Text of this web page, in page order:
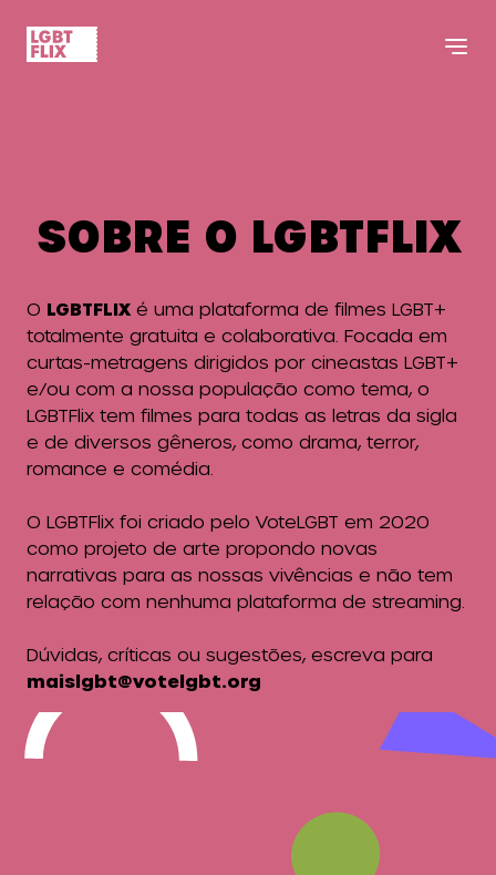
SOBRE O LGBTFLIX
O LGBTFLIX é uma plataforma de filmes LGBT+
totalmente gratuita e colaborativa. Focada em
curtas-metragens dirigidos por cineastas LGBT+
e/ou com a nossa população como tema, o
LGBTFlix tem filmes para todas as letras da sigla
e de diversos gêneros, como drama, terror,
romance e comédia.
O LGBTFlix foi criado pelo VoteLGBT em 2020
como projeto de arte propondo novas
narrativas para as nossas vivências e não tem
relação com nenhuma plataforma de streaming.
Dúvidas, críticas ou sugestões, escreva para
maislgbt@votelgbt.org